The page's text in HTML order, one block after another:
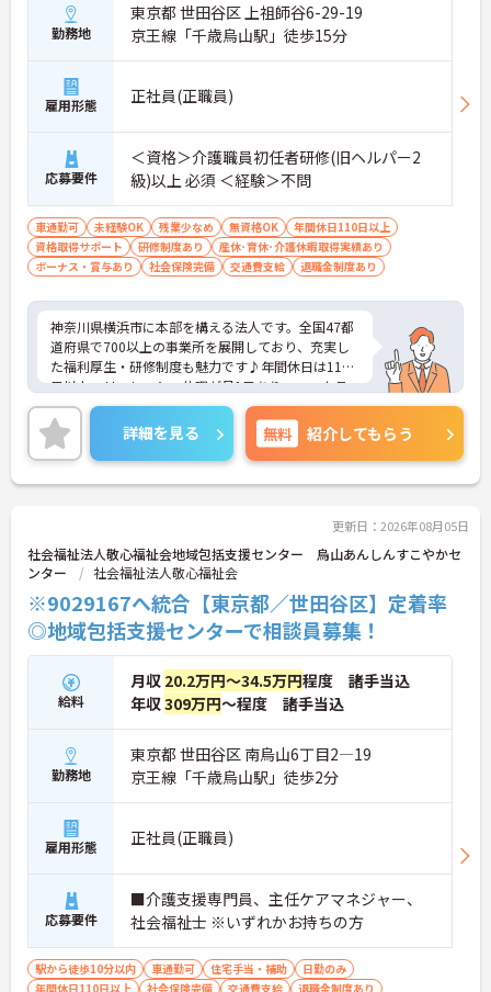
勤務地
東京都 世田谷区 上祖師谷6-29-19
京王線「千歳烏山駅」徒歩15分
雇用形態 正社員(正職員)
応募要件
＜資格＞介護職員初任者研修(旧ヘルパー2
級)以上 必須 ＜経験＞不問
車通勤可 未経験OK 残業少なめ 無資格OK
年間休日110日以上
資格取得サポート
研修制度あり
産休･育休･介護休暇取得実績あり
ボーナス・賞与あり
社会保険完備 交通費支給 退職金制度あり
神奈川県横浜市に本部を構える法人です。全国47都
道府県で700以上の事業所を展開しており、充実し
た福利厚生・研修制度も魅力です♪年間休日は110
日以上、リフレッシュ休暇が月1日あり、ワークラ
イフバランスを重視される方にもおすすめです。ご
興味のある方には、面接対策ポイントなど、さらに
詳細をお話しいたしますのでお気軽にご相談くださ
い！
詳細を見る 無料 紹介してもらう
更新日：2026年08月05日
社会福祉法人敬心福祉会地域包括支援センター 烏山あんしんすこやかセ
ンター
社会福祉法人敬心福祉会
※9029167へ統合【東京都／世田谷区】定着率
◎地域包括支援センターで相談員募集！
給料
月収 20.2万円～34.5万円程度 諸手当込
年収309万円～程度 諸手当込
勤務地
東京都 世田谷区 南烏山6丁目2―19
京王線「千歳烏山駅」徒歩2分
雇用形態 正社員(正職員)
応募要件
■介護支援専門員、主任ケアマネジャー、
社会福祉士 ※いずれかお持ちの方
駅から徒歩10分以内 車通勤可 住宅手当・補助
日勤のみ
年間休日110日以上
社会保険完備 交通費支給 退職金制度あり